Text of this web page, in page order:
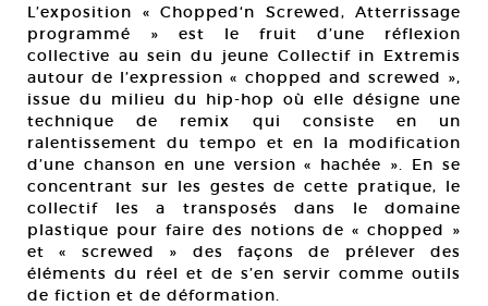
L’exposition « Chopped‘n Screwed, Atterrissage
programmé » est le fruit d’une réflexion
collective au sein du jeune Collectif in Extremis
autour de l’expression « chopped and screwed »,
issue du milieu du hip-hop où elle désigne une
technique de remix qui consiste en un
ralentissement du tempo et en la modification
d’une chanson en une version « hachée ». En se
concentrant sur les gestes de cette pratique, le
collectif les a transposés dans le domaine
plastique pour faire des notions de « chopped »
et « screwed » des façons de prélever des
éléments du réel et de s’en servir comme outils
de fiction et de déformation.